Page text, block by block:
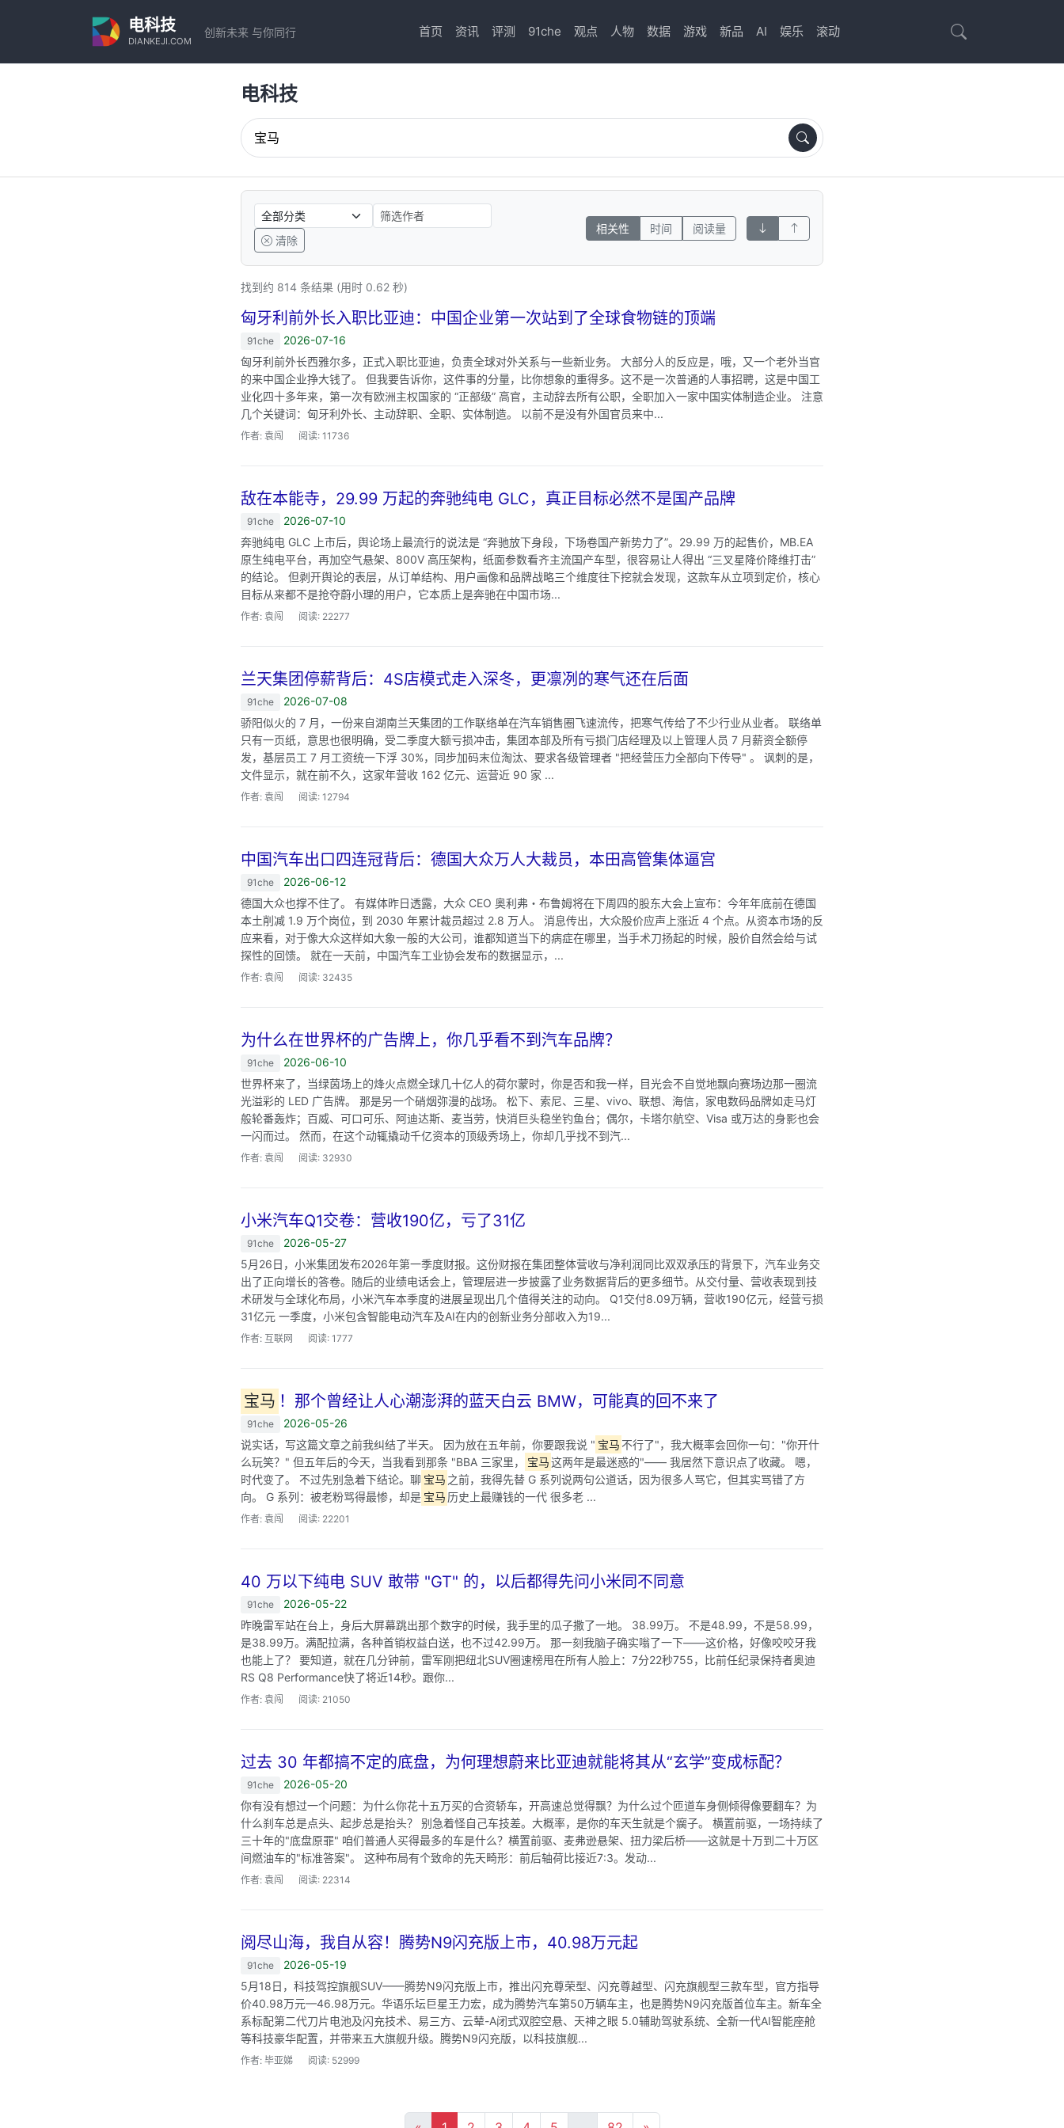
电科技
DIANKEJI.COM
创新未来 与你同行 首页 资讯 评测 91che 观点 人物 数据 游戏 新品 AI 娱乐 滚动
电科技
清除
相关性 时间 阅读量
找到约 814 条结果 (用时 0.62 秒)
匈牙利前外长入职比亚迪：中国企业第一次站到了全球食物链的顶端
91che
2026-07-16
匈牙利前外长西雅尔多，正式入职比亚迪，负责全球对外关系与一些新业务。 大部分人的反应是，哦，又一个老外当官
的来中国企业挣大钱了。 但我要告诉你，这件事的分量，比你想象的重得多。这不是一次普通的人事招聘，这是中国工
业化四十多年来，第一次有欧洲主权国家的 “正部级” 高官，主动辞去所有公职，全职加入一家中国实体制造企业。 注意
几个关键词：匈牙利外长、主动辞职、全职、实体制造。 以前不是没有外国官员来中...
作者: 袁闯 阅读: 11736
敌在本能寺，29.99 万起的奔驰纯电 GLC，真正目标必然不是国产品牌
91che
2026-07-10
奔驰纯电 GLC 上市后，舆论场上最流行的说法是 “奔驰放下身段，下场卷国产新势力了”。29.99 万的起售价，MB.EA
原生纯电平台，再加空气悬架、800V 高压架构，纸面参数看齐主流国产车型，很容易让人得出 “三叉星降价降维打击”
的结论。 但剥开舆论的表层，从订单结构、用户画像和品牌战略三个维度往下挖就会发现，这款车从立项到定价，核心
目标从来都不是抢夺蔚小理的用户，它本质上是奔驰在中国市场...
作者: 袁闯 阅读: 22277
兰天集团停薪背后：4S店模式走入深冬，更凛冽的寒气还在后面
91che
2026-07-08
骄阳似火的 7 月，一份来自湖南兰天集团的工作联络单在汽车销售圈飞速流传，把寒气传给了不少行业从业者。 联络单
只有一页纸，意思也很明确，受二季度大额亏损冲击，集团本部及所有亏损门店经理及以上管理人员 7 月薪资全额停
发，基层员工 7 月工资统一下浮 30%，同步加码末位淘汰、要求各级管理者 "把经营压力全部向下传导" 。 讽刺的是，
文件显示，就在前不久，这家年营收 162 亿元、运营近 90 家 ...
作者: 袁闯 阅读: 12794
中国汽车出口四连冠背后：德国大众万人大裁员，本田高管集体逼宫
91che
2026-06-12
德国大众也撑不住了。 有媒体昨日透露，大众 CEO 奥利弗・布鲁姆将在下周四的股东大会上宣布：今年年底前在德国
本土削减 1.9 万个岗位，到 2030 年累计裁员超过 2.8 万人。 消息传出，大众股价应声上涨近 4 个点。从资本市场的反
应来看，对于像大众这样如大象一般的大公司，谁都知道当下的病症在哪里，当手术刀扬起的时候，股价自然会给与试
探性的回馈。 就在一天前，中国汽车工业协会发布的数据显示，...
作者: 袁闯 阅读: 32435
为什么在世界杯的广告牌上，你几乎看不到汽车品牌？
91che
2026-06-10
世界杯来了，当绿茵场上的烽火点燃全球几十亿人的荷尔蒙时，你是否和我一样，目光会不自觉地飘向赛场边那一圈流
光溢彩的 LED 广告牌。 那是另一个硝烟弥漫的战场。 松下、索尼、三星、vivo、联想、海信，家电数码品牌如走马灯
般轮番轰炸；百威、可口可乐、阿迪达斯、麦当劳，快消巨头稳坐钓鱼台；偶尔，卡塔尔航空、Visa 或万达的身影也会
一闪而过。 然而，在这个动辄撬动千亿资本的顶级秀场上，你却几乎找不到汽...
作者: 袁闯 阅读: 32930
小米汽车Q1交卷：营收190亿，亏了31亿
91che
2026-05-27
5月26日，小米集团发布2026年第一季度财报。这份财报在集团整体营收与净利润同比双双承压的背景下，汽车业务交
出了正向增长的答卷。随后的业绩电话会上，管理层进一步披露了业务数据背后的更多细节。从交付量、营收表现到技
术研发与全球化布局，小米汽车本季度的进展呈现出几个值得关注的动向。 Q1交付8.09万辆，营收190亿元，经营亏损
31亿元 一季度，小米包含智能电动汽车及AI在内的创新业务分部收入为19...
作者: 互联网 阅读: 1777
宝马 ！那个曾经让人心潮澎湃的蓝天白云 BMW，可能真的回不来了
91che
2026-05-26
说实话，写这篇文章之前我纠结了半天。 因为放在五年前，你要跟我说 " 宝马 不行了"，我大概率会回你一句："你开什
么玩笑？" 但五年后的今天，当我看到那条 "BBA 三家里，
宝马这两年是最迷惑的"—— 我居然下意识点了收藏。 嗯，
时代变了。 不过先别急着下结论。聊 宝马 之前，我得先替 G 系列说两句公道话，因为很多人骂它，但其实骂错了方
向。 G 系列：被老粉骂得最惨，却是 宝马 历史上最赚钱的一代 很多老 ...
作者: 袁闯 阅读: 22201
40 万以下纯电 SUV 敢带 "GT" 的，以后都得先问小米同不同意
91che
2026-05-22
昨晚雷军站在台上，身后大屏幕跳出那个数字的时候，我手里的瓜子撒了一地。 38.99万。 不是48.99，不是58.99，
是38.99万。满配拉满，各种首销权益白送，也不过42.99万。 那一刻我脑子确实嗡了一下——这价格，好像咬咬牙我
也能上了？ 要知道，就在几分钟前，雷军刚把纽北SUV圈速榜甩在所有人脸上：7分22秒755，比前任纪录保持者奥迪
RS Q8 Performance快了将近14秒。跟你...
作者: 袁闯 阅读: 21050
过去 30 年都搞不定的底盘，为何理想蔚来比亚迪就能将其从“玄学”变成标配？
91che
2026-05-20
你有没有想过一个问题：为什么你花十五万买的合资轿车，开高速总觉得飘？为什么过个匝道车身侧倾得像要翻车？为
什么刹车总是点头、起步总是抬头？ 别急着怪自己车技差。大概率，是你的车天生就是个瘸子。 横置前驱，一场持续了
三十年的"底盘原罪" 咱们普通人买得最多的车是什么？横置前驱、麦弗逊悬架、扭力梁后桥——这就是十万到二十万区
间燃油车的"标准答案"。 这种布局有个致命的先天畸形：前后轴荷比接近7:3。发动...
作者: 袁闯 阅读: 22314
阅尽山海，我自从容！腾势N9闪充版上市，40.98万元起
91che
2026-05-19
5月18日，科技驾控旗舰SUV——腾势N9闪充版上市，推出闪充尊荣型、闪充尊越型、闪充旗舰型三款车型，官方指导
价40.98万元—46.98万元。华语乐坛巨星王力宏，成为腾势汽车第50万辆车主，也是腾势N9闪充版首位车主。新车全
系标配第二代刀片电池及闪充技术、易三方、云辇-A闭式双腔空悬、天神之眼 5.0辅助驾驶系统、全新一代AI智能座舱
等科技豪华配置，并带来五大旗舰升级。腾势N9闪充版，以科技旗舰...
作者: 毕亚娣 阅读: 52999